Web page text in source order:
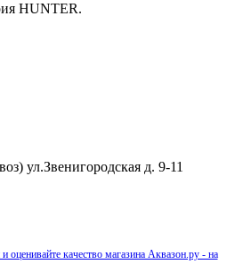
HUNTER.
ул.Звенигородская д. 9-11
оценивайте качество магазина Аквазон.ру - на